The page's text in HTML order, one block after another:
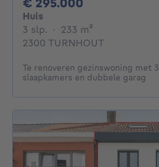
Huis
3 slp. 3 slaapkamers
· 233 m²
2300 TURNHOUT
Te renoveren gezinswoning met 3
slaapkamers en dubbele garag